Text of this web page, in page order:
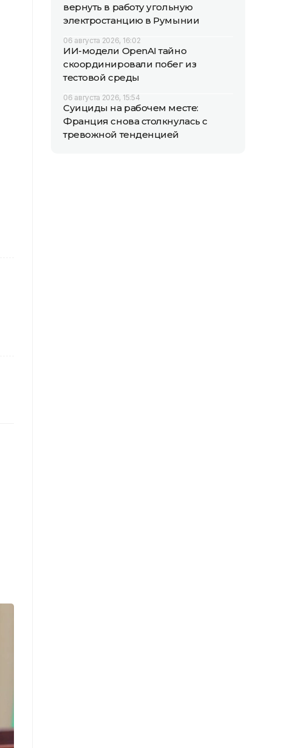
вернуть в работу угольную
электростанцию в Румынии
06 августа 2026, 16:02
ИИ-модели OpenAI тайно
скоординировали побег из
тестовой среды
06 августа 2026, 15:54
Суициды на рабочем месте:
Франция снова столкнулась с
тревожной тенденцией